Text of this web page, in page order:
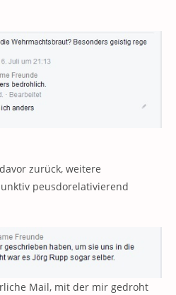
zurück, weitere
peusdorelativierend
Mail, mit der mir gedroht